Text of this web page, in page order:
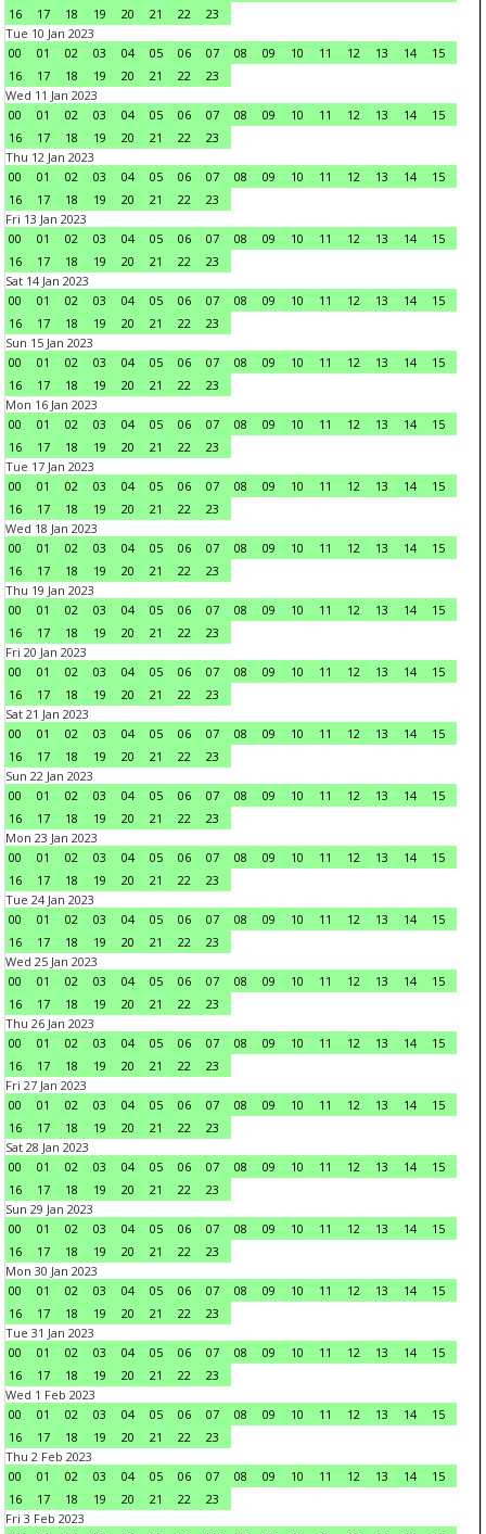
16 17 18 19 20 21 22
23
Tue 10 Jan 2023
00
01 02 03 04 05 06 07 08 09 10 11 12 13 14
15
16
17 18 19 20 21 22
23
Wed 11 Jan 2023
00
01 02 03 04 05 06 07 08 09 10 11 12 13 14
15
16
17 18 19 20 21 22
23
Thu 12 Jan 2023
00
01 02 03 04 05 06 07 08 09 10 11 12 13 14
15
16
17 18 19 20 21 22
23
Fri 13 Jan 2023
00
01 02 03 04 05 06 07 08 09 10 11 12 13 14
15
16
17 18 19 20 21 22
23
Sat 14 Jan 2023
00
01 02 03 04 05 06 07 08 09 10 11 12 13 14
15
16
17 18 19 20 21 22
23
Sun 15 Jan 2023
00
01 02 03 04 05 06 07 08 09 10 11 12 13 14
15
16
17 18 19 20 21 22
23
Mon 16 Jan 2023
00
01 02 03 04 05 06 07 08 09 10 11 12 13 14
15
16
17 18 19 20 21 22
23
Tue 17 Jan 2023
00
01 02 03 04 05 06 07 08 09 10 11 12 13 14
15
16
17 18 19 20 21 22
23
Wed 18 Jan 2023
00
01 02 03 04 05 06 07 08 09 10 11 12 13 14
15
16
17 18 19 20 21 22
23
Thu 19 Jan 2023
00
01 02 03 04 05 06 07 08 09 10 11 12 13 14
15
16
17 18 19 20 21 22
23
Fri 20 Jan 2023
00
01 02 03 04 05 06 07 08 09 10 11 12 13 14
15
16
17 18 19 20 21 22
23
Sat 21 Jan 2023
00
01 02 03 04 05 06 07 08 09 10 11 12 13 14
15
16
17 18 19 20 21 22
23
Sun 22 Jan 2023
00
01 02 03 04 05 06 07 08 09 10 11 12 13 14
15
16
17 18 19 20 21 22
23
Mon 23 Jan 2023
00
01 02 03 04 05 06 07 08 09 10 11 12 13 14
15
16
17 18 19 20 21 22
23
Tue 24 Jan 2023
00
01 02 03 04 05 06 07 08 09 10 11 12 13 14
15
16
17 18 19 20 21 22
23
Wed 25 Jan 2023
00
01 02 03 04 05 06 07 08 09 10 11 12 13 14
15
16
17 18 19 20 21 22
23
Thu 26 Jan 2023
00
01 02 03 04 05 06 07 08 09 10 11 12 13 14
15
16
17 18 19 20 21 22
23
Fri 27 Jan 2023
00
01 02 03 04 05 06 07 08 09 10 11 12 13 14
15
16
17 18 19 20 21 22
23
Sat 28 Jan 2023
00
01 02 03 04 05 06 07 08 09 10 11 12 13 14
15
16
17 18 19 20 21 22
23
Sun 29 Jan 2023
00
01 02 03 04 05 06 07 08 09 10 11 12 13 14
15
16
17 18 19 20 21 22
23
Mon 30 Jan 2023
00
01 02 03 04 05 06 07 08 09 10 11 12 13 14
15
16
17 18 19 20 21 22
23
Tue 31 Jan 2023
00
01 02 03 04 05 06 07 08 09 10 11 12 13 14
15
16
17 18 19 20 21 22
23
Wed 1 Feb 2023
00
01 02 03 04 05 06 07 08 09 10 11 12 13 14
15
16
17 18 19 20 21 22
23
Thu 2 Feb 2023
00
01 02 03 04 05 06 07 08 09 10 11 12 13 14
15
16
17 18 19 20 21 22
23
Fri 3 Feb 2023